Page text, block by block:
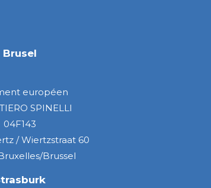
Brusel
européen
SPINELLI
04F143
/ Wiertzstraat 60
Brussel